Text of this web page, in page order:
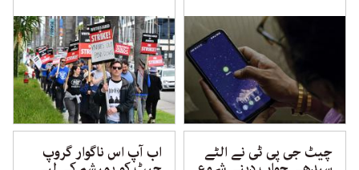
چیٹ جی پی ٹی نے الٹے اب آپ اس ناگوار گروپ